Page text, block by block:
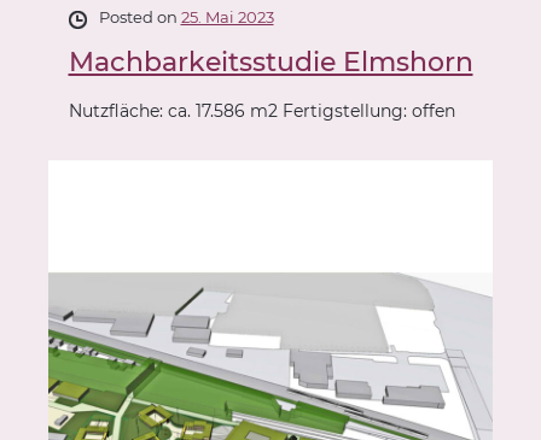
Machbarkeitsstudie Elmshorn
Posted on 25. Mai 2023
Nutzfläche: ca. 17.586 m2 Fertigstellung: offen